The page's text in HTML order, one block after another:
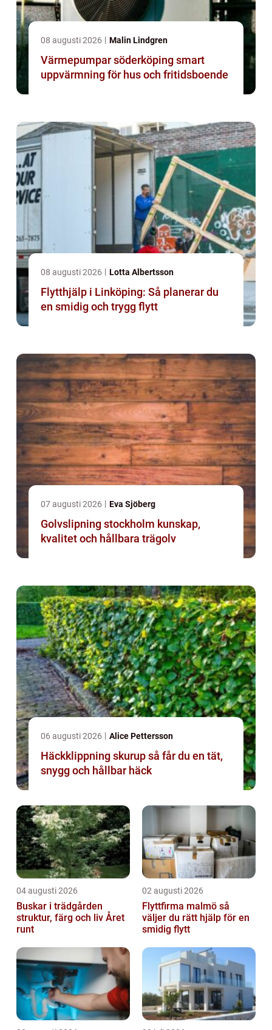
08 augusti 2026 Malin Lindgren
Värmepumpar söderköping smart
uppvärmning för hus och fritidsboende
08 augusti 2026 Lotta Albertsson
Flytthjälp i Linköping: Så planerar du
en smidig och trygg flytt
07 augusti 2026 Eva Sjöberg
Golvslipning stockholm kunskap,
kvalitet och hållbara trägolv
06 augusti 2026 Alice Pettersson
Häckklippning skurup så får du en tät,
snygg och hållbar häck
04 augusti 2026
Buskar i trädgården
struktur, färg och liv Året
runt
02 augusti 2026
Flyttfirma malmö så
väljer du rätt hjälp för en
smidig flytt